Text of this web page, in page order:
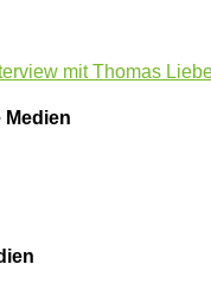
mit Thomas
Medien